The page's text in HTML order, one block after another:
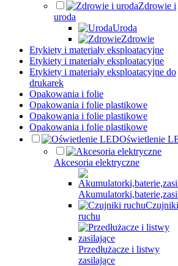
Zdrowie i
uroda
Uroda
Zdrowie
Etykiety i materiały eksploatacyjne
Etykiety i materiały eksploatacyjne
Etykiety i materiały eksploatacyjne do
drukarek
Opakowania i folie
Opakowania i folie plastikowe
Opakowania i folie plastikowe
Opakowania i folie plastikowe
Oświetlenie
Akcesoria elektryczne
Czujniki
ruchu
Przedłużacze i listwy
zasilające